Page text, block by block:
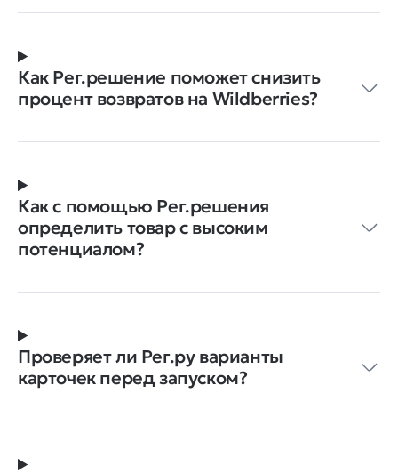
Как Рег.решение поможет снизить
процент возвратов на Wildberries?
Как с помощью Рег.решения
определить товар с высоким
потенциалом?
Проверяет ли Рег.ру варианты
карточек перед запуском?